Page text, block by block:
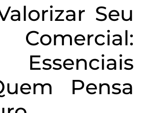
Seu
Pensa